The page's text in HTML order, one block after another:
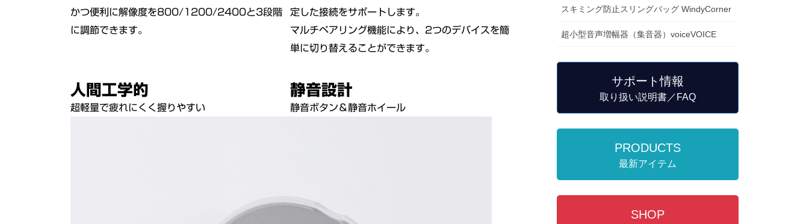
かつ便利に解像度を800/1200/2400と3段階
に調節できます。
定した接続をサポートします。
マルチペアリング機能により、2つのデバイスを簡
単に切り替えることができます。
人間工学的
超軽量で疲れにくく握りやすい
静音設計
静音ボタン＆静音ホイール
スキミング防止スリングバッグ WindyCorner
超小型音声増幅器（集音器）voiceVOICE
サポート情報
取り扱い説明書／FAQ
PRODUCTS
最新アイテム
SHOP